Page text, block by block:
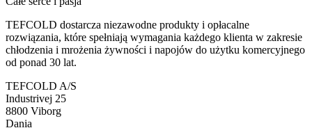
TEFCOLD dostarcza niezawodne produkty i opłacalne
rozwiązania, które spełniają wymagania każdego klienta w zakresie
chłodzenia i mrożenia żywności i napojów do użytku komercyjnego
od ponad 30 lat.
TEFCOLD A/S
Industrivej 25
8800 Viborg
Dania